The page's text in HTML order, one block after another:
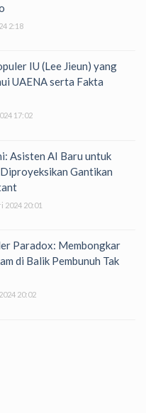
2:18
IU (Lee Jieun) yang
UAENA serta Fakta
17:02
Asisten AI Baru untuk
Gantikan
2024 20:01
Paradox: Membongkar
di Balik Pembunuh Tak
20:02